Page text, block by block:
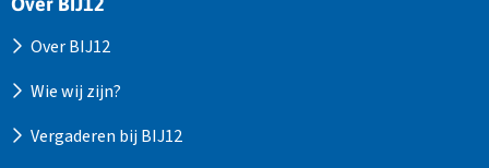
Over BIJ12
Wie wij zijn?
Vergaderen bij BIJ12